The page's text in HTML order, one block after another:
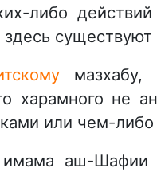
либо
существуют
мазхабу,
харамного не
или чем-
аш-Шафии